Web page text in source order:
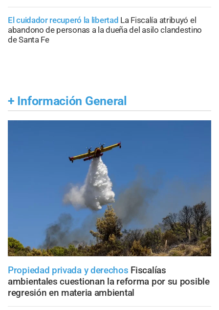
El cuidador recuperó la libertad La Fiscalía atribuyó el
abandono de personas a la dueña del asilo clandestino
de Santa Fe
+ Información General
Propiedad privada y derechos Fiscalías
ambientales cuestionan la reforma por su posible
regresión en materia ambiental